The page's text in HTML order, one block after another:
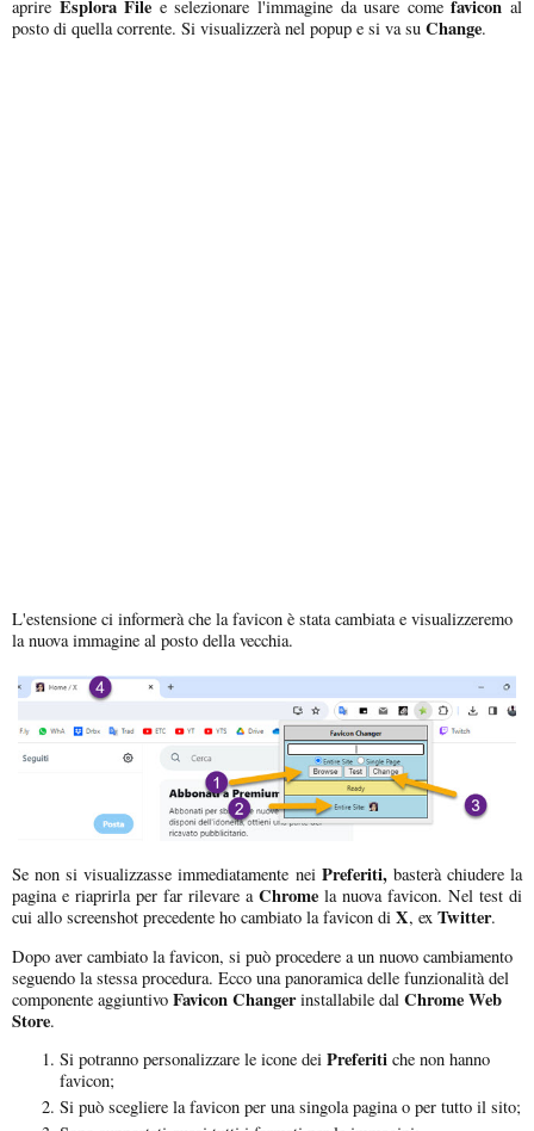
aprire Esplora File e selezionare l'immagine da usare comefavicon al
posto di quella corrente. Si visualizzerà nel popup e si va su Change.
L'estensione ci informerà che la favicon è stata cambiata e visualizzeremo
la nuova immagine al posto della vecchia.
Se non si visualizzasse immediatamente neiPreferiti,basterà chiudere la
pagina e riaprirla per far rilevare a Chrome la nuova favicon. Nel test di
cui allo screenshot precedente ho cambiato la favicon di X, ex Twitter.
Dopo aver cambiato la favicon, si può procedere a un nuovo cambiamento
seguendo la stessa procedura. Ecco una panoramica delle funzionalità del
componente aggiuntivo Favicon Changerinstallabile dal Chrome Web
Store.
Si potranno personalizzare le icone dei Preferiti che non hanno
favicon;
Si può scegliere la favicon per una singola pagina o per tutto il sito;